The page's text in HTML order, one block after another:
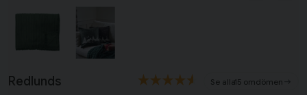
Redlunds 15 omdömen
Tillagd i varukorgen
Till varukorg